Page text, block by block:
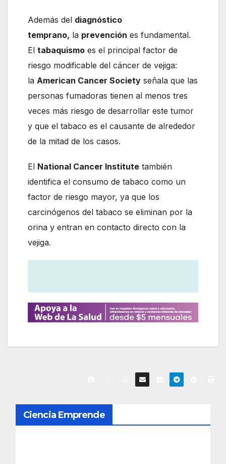
Además del diagnóstico
temprano, la prevención es fundamental.
El tabaquismo es el principal factor de
riesgo modificable del cáncer de vejiga:
la American Cancer Society señala que las
personas fumadoras tienen al menos tres
veces más riesgo de desarrollar este tumor
y que el tabaco es el causante de alrededor
de la mitad de los casos.
El National Cancer Institute también
identifica el consumo de tabaco como un
factor de riesgo mayor, ya que los
carcinógenos del tabaco se eliminan por la
orina y entran en contacto directo con la
vejiga.
Ciencia Emprende